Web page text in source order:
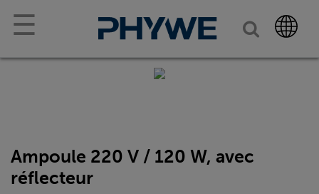
☰
Ampoule 220 V / 120 W, avec
réflecteur